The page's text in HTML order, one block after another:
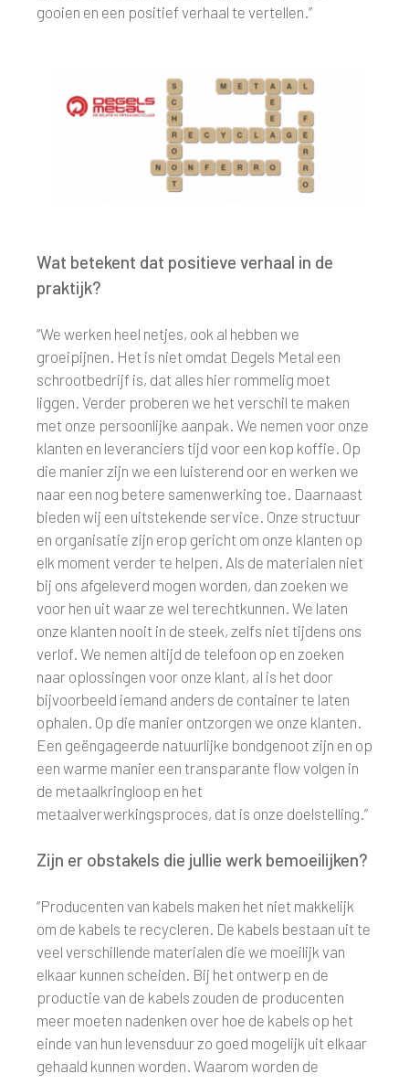
gooien en een positief verhaal te vertellen.”
Wat betekent dat positieve verhaal in de
praktijk?
“We werken heel netjes, ook al hebben we
groeipijnen. Het is niet omdat Degels Metal een
schrootbedrijf is, dat alles hier rommelig moet
liggen. Verder proberen we het verschil te maken
met onze persoonlijke aanpak. We nemen voor onze
klanten en leveranciers tijd voor een kop koffie. Op
die manier zijn we een luisterend oor en werken we
naar een nog betere samenwerking toe. Daarnaast
bieden wij een uitstekende service. Onze structuur
en organisatie zijn erop gericht om onze klanten op
elk moment verder te helpen. Als de materialen niet
bij ons afgeleverd mogen worden, dan zoeken we
voor hen uit waar ze wel terechtkunnen. We laten
onze klanten nooit in de steek, zelfs niet tijdens ons
verlof. We nemen altijd de telefoon op en zoeken
naar oplossingen voor onze klant, al is het door
bijvoorbeeld iemand anders de container te laten
ophalen. Op die manier ontzorgen we onze klanten.
Een geëngageerde natuurlijke bondgenoot zijn en op
een warme manier een transparante flow volgen in
de metaalkringloop en het
metaalverwerkingsproces, dat is onze doelstelling.”
Zijn er obstakels die jullie werk bemoeilijken?
“Producenten van kabels maken het niet makkelijk
om de kabels te recycleren. De kabels bestaan uit te
veel verschillende materialen die we moeilijk van
elkaar kunnen scheiden. Bij het ontwerp en de
productie van de kabels zouden de producenten
meer moeten nadenken over hoe de kabels op het
einde van hun levensduur zo goed mogelijk uit elkaar
gehaald kunnen worden. Waarom worden de